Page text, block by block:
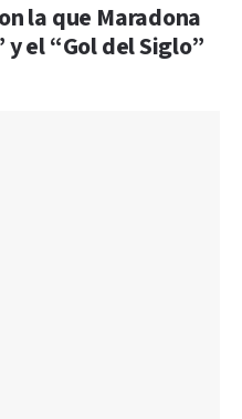
la que Maradona
y el “Gol del Siglo”